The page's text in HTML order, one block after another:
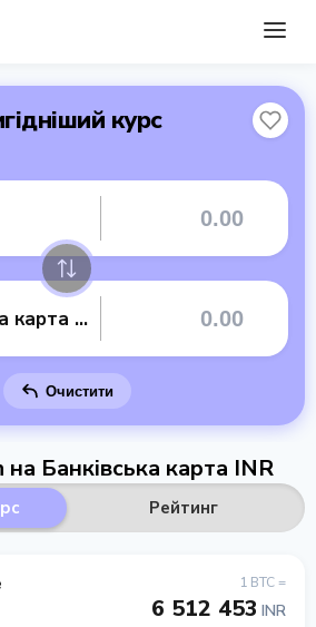
курс
Банківська карта INR
Очистити
Банківська карта INR
Рейтинг
1 BTC =
6 512 453 INR